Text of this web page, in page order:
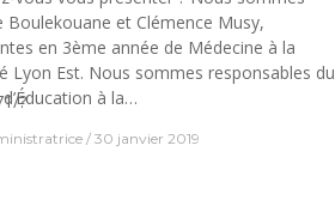
?
Boulekouane et Clémence Musy,
en 3ème année de Médecine à la
Lyon Est. Nous sommes responsables du
à la…
30 janvier 2019